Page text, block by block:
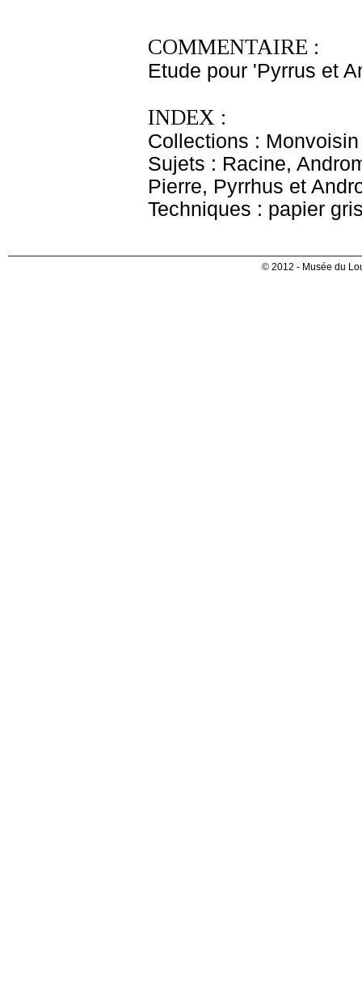
COMMENTAIRE :
Etude pour 'Pyrrus et
INDEX :
Collections : Monvoisin
Sujets : Racine,
Pierre, Pyrrhus et
Techniques : papier
© 2012 - Musée du